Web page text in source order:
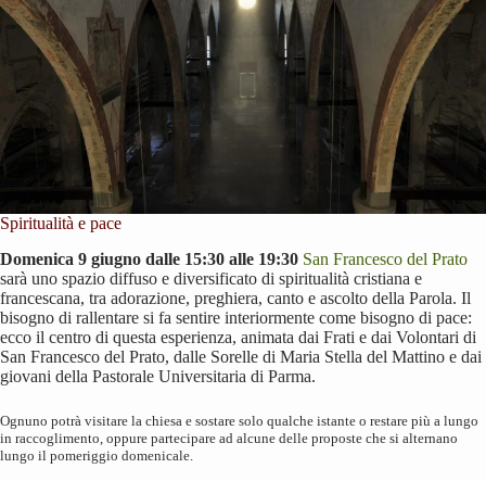
Spiritualità e pace
Domenica 9 giugno dalle 15:30 alle 19:30 San Francesco del Prato
sarà uno spazio diffuso e diversificato di spiritualità cristiana e
francescana, tra adorazione, preghiera, canto e ascolto della Parola. Il
bisogno di rallentare si fa sentire interiormente come bisogno di pace:
ecco il centro di questa esperienza, animata dai Frati e dai Volontari di
San Francesco del Prato, dalle Sorelle di Maria Stella del Mattino e dai
giovani della Pastorale Universitaria di Parma.
Ognuno potrà visitare la chiesa e sostare solo qualche istante o restare più a lungo
in raccoglimento, oppure partecipare ad alcune delle proposte che si alternano
lungo il pomeriggio domenicale.